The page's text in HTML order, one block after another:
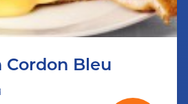
Cordon Bleu